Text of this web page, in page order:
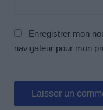
Enregistrer mon
navigateur pour mon